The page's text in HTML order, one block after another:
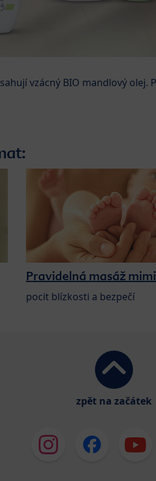
vzácný BIO mandlový olej.
Pravidelná masáž
pocit blízkosti a bezpečí
zpět na začátek